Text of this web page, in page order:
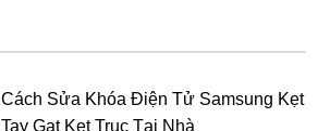
Cách Sửa Khóa Điện Tử Samsung Kẹt
Tay Gạt Kẹt Trục Tại Nhà